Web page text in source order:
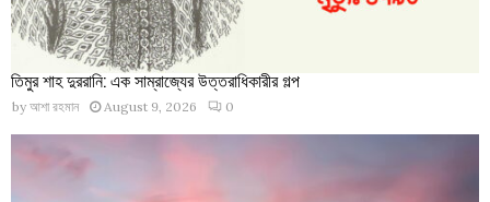
তিমুর শাহ দুররানি: এক সাম্রাজ্যের উত্তরাধিকারীর গল্প
by আশা রহমান August 9, 2026 0